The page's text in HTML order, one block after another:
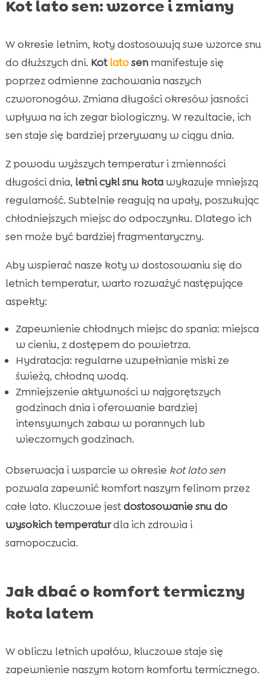
Kot lato sen: wzorce i zmiany
W okresie letnim, koty dostosowują swe wzorce snu
do dłuższych dni. Kotlatosenmanifestuje się
poprzez odmienne zachowania naszych
czworonogów. Zmiana długości okresów jasności
wpływa na ich zegar biologiczny. W rezultacie, ich
sen staje się bardziej przerywany w ciągu dnia.
Z powodu wyższych temperatur i zmienności
długości dnia, letni cykl snu kotawykazuje mniejszą
regularność. Subtelnie reagują na upały, poszukując
chłodniejszych miejsc do odpoczynku. Dlatego ich
sen może być bardziej fragmentaryczny.
Aby wspierać nasze koty w dostosowaniu się do
letnich temperatur, warto rozważyć następujące
aspekty:
Zapewnienie chłodnych miejsc do spania: miejsca
w cieniu, z dostępem do powietrza.
Hydratacja: regularne uzupełnianie miski ze
świeżą, chłodną wodą.
Zmniejszenie aktywności w najgorętszych
godzinach dnia i oferowanie bardziej
intensywnych zabaw w porannych lub
wieczornych godzinach.
Obserwacja i wsparcie w okresie kot lato sen
pozwala zapewnić komfort naszym felinom przez
całe lato. Kluczowe jestdostosowanie snu do
wysokich temperaturdla ich zdrowia i
samopoczucia.
Jak dbać o komfort termiczny
kota latem
W obliczu letnich upałów, kluczowe staje się
zapewnienie naszym kotom komfortu termicznego.